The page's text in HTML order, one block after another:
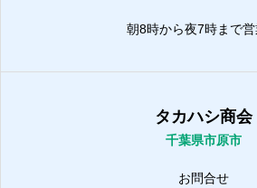
朝8時から夜7時まで営
タカハシ商会
千葉県市原市
お問合せ